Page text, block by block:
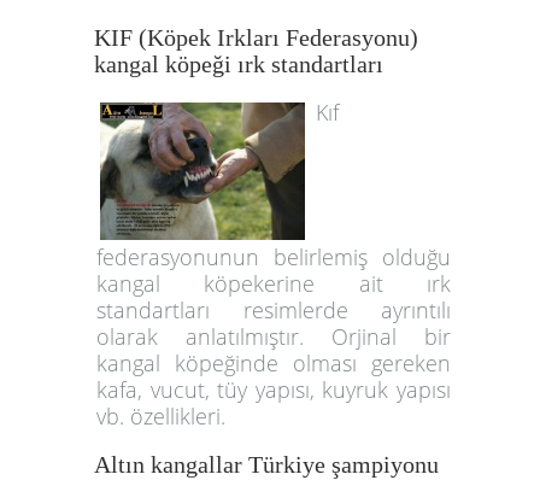
KIF (Köpek Irkları Federasyonu)
kangal köpeği ırk standartları
Kıf
federasyonunun belirlemiş olduğu
kangal köpekerine ait ırk
standartları resimlerde ayrıntılı
olarak anlatılmıştır. Orjinal bir
kangal köpeğinde olması gereken
kafa, vucut, tüy yapısı, kuyruk yapısı
vb. özellikleri.
Altın kangallar Türkiye şampiyonu